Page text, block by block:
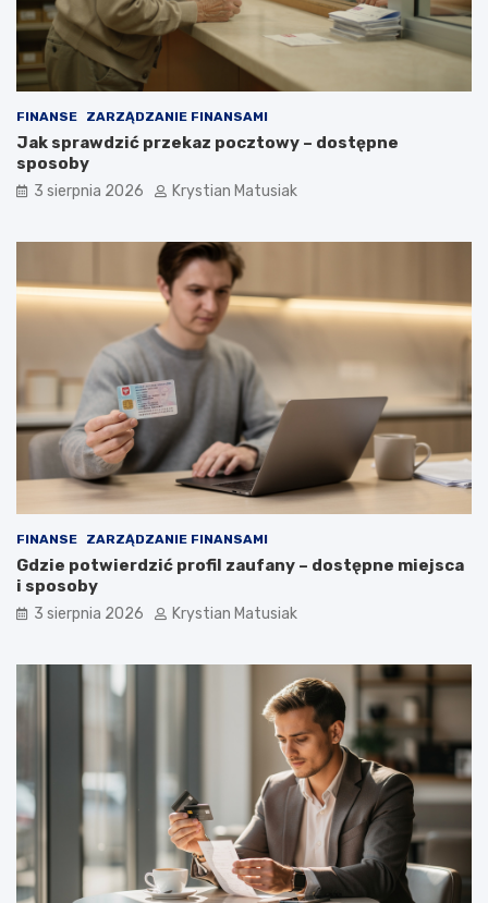
FINANSE ZARZĄDZANIE FINANSAMI
Jak sprawdzić przekaz pocztowy – dostępne
sposoby
3 sierpnia 2026 Krystian Matusiak
FINANSE ZARZĄDZANIE FINANSAMI
Gdzie potwierdzić profil zaufany – dostępne miejsca
i sposoby
3 sierpnia 2026 Krystian Matusiak